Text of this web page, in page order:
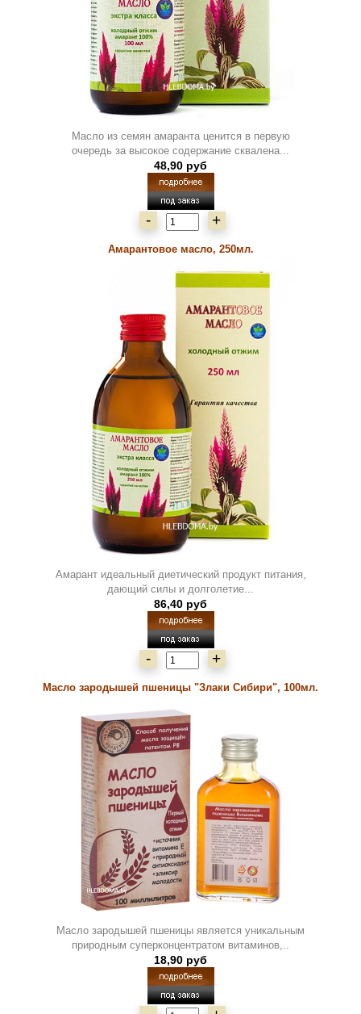
Масло из семян амаранта ценится в первую
очередь за высокое содержание сквалена...
48,90 руб
- +
Амарантовое масло, 250мл.
Амарант идеальный диетический продукт питания,
дающий силы и долголетие...
86,40 руб
- +
Масло зародышей пшеницы "Злаки Сибири", 100мл.
Масло зародышей пшеницы является уникальным
природным суперконцентратом витаминов,..
18,90 руб